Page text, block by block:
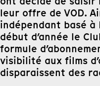
leur offre de VOD.
indépendant basé
début d’année le
formule
visibilité aux films
disparaissent des